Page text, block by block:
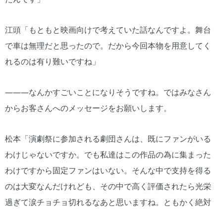
江頭「もともと映画向けで考えていた話なんですよ。舞台
で車は無理だと思ったので。だから今回本物を用意してく
れるのは有り難いですね」
―――なんかすごいことになりそうですね。ではみなさん
からお客さんへのメッセージをお願いします。
松本「演劇祭に参加される劇団さんは、既にファンがいる
わけじゃないですか。でも私達はこの作品の為に集まった
わけですから固定ファンはいない。そんな中で支持を得る
のは大変なんだけれども、その中で高く評価されたら光栄
過ぎて涙チョチョ切れるなあと思いますね。ともかく絶対